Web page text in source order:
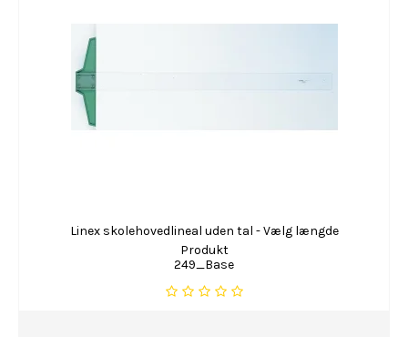
Linex skolehovedlineal uden tal - Vælg længde
Produkt
249_Base